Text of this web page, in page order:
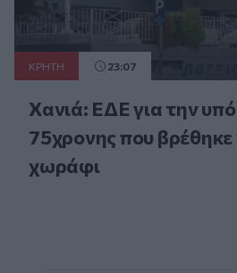
ΚΡΗΤΗ 23:07
Χανιά: ΕΔΕ για την
75χρονης που βρέθηκε
χωράφι